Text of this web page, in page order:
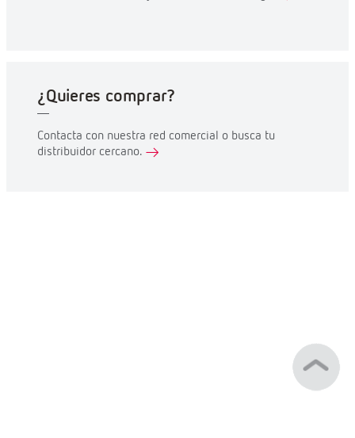
¿Quieres comprar?
Contacta con nuestra red comercial o busca tu
distribuidor cercano.